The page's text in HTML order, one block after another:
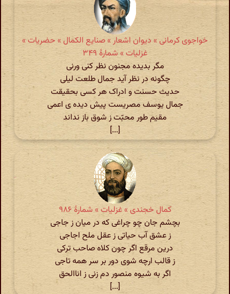
خواجوی کرمانی » دیوان اشعار » صنایع الکمال » حضریات »
غزلیات » شمارهٔ ۳۴۹
مگر بدیده مجنون نظر کنی ورنی
چگونه در نظر آید جمال طلعت لیلی
حدیث حسنت و ادراک هر کسی بحقیقت
جمال یوسف مصریست پیش دیده ی اعمی
مقیم طور محبّت ز شوق باز نداند
[...]
کمال خجندی » غزلیات » شمارهٔ ۹۸۶
بچشم جان چو چراغی که در میان ز جاجی
ز عشق آب حیاتی ز عقل ملح اجاجی
درین مرقع اگر چون کلاه صاحب ترکی
ز قالب ارچه شوی دور بر سر همه تاجی
اگر به شیوه منصور دم زنی ز اناالحق
[...]